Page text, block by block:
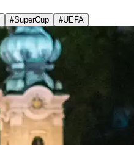
#SuperCup #UEFA